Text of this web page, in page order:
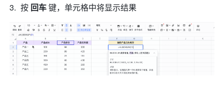
按 回车 键，单元格中将显示结果